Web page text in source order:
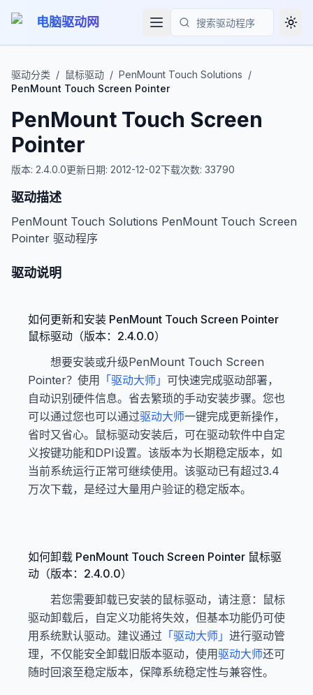
电脑驱动网
搜索
驱动分类 / 鼠标驱动 / PenMount Touch Solutions /
PenMount Touch Screen Pointer
PenMount Touch Screen
Pointer
版本: 2.4.0.0更新日期: 2012-12-02下载次数: 33790
驱动描述
PenMount Touch Solutions PenMount Touch Screen
Pointer 驱动程序
驱动说明
如何更新和安装 PenMount Touch Screen Pointer
鼠标驱动（版本：2.4.0.0）
想要安装或升级PenMount Touch Screen
Pointer？使用
「驱动大师」 可快速完成驱动部署，
自动识别硬件信息。省去繁琐的手动安装步骤。您也
可以通过您也可以通过驱动大师一键完成更新操作，
省时又省心。鼠标驱动安装后，可在驱动软件中自定
义按键功能和DPI设置。该版本为长期稳定版本，如
当前系统运行正常可继续使用。该驱动已有超过3.4
万次下载，是经过大量用户验证的稳定版本。
如何卸载 PenMount Touch Screen Pointer 鼠标驱
动（版本：2.4.0.0）
若您需要卸载已安装的鼠标驱动，请注意：鼠标
驱动卸载后，自定义功能将失效，但基本功能仍可使
用系统默认驱动。建议通过 「驱动大师」 进行驱动管
理，不仅能安全卸载旧版本驱动，使用驱动大师还可
随时回滚至稳定版本，保障系统稳定性与兼容性。